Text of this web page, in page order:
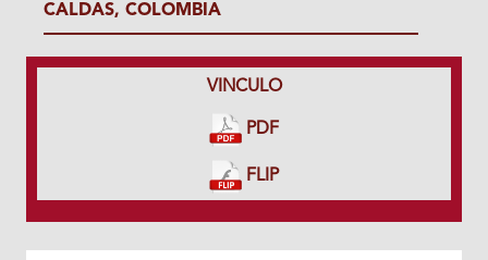
CALDAS, COLOMBIA
VINCULO
PDF
FLIP